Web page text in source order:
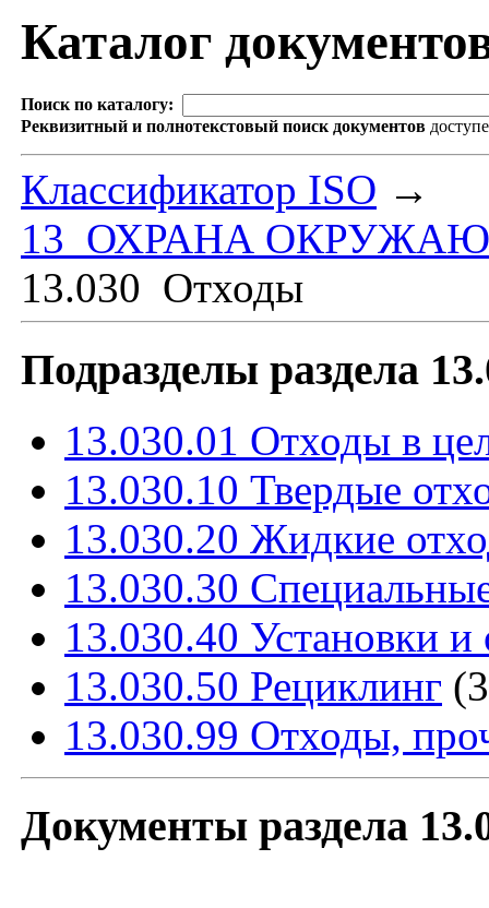
Каталог
Поиск по каталогу:
Реквизитный и полнотекстовый поиск документов
Классификатор ISO →
13 ОХРАНА
13.030 Отходы
Подразделы раздела
13.030.01 Отходы в
13.030.10 Твердые
13.030.20 Жидкие
13.030.30
13.030.40 Установки и
13.030.50 Рециклинг
13.030.99 Отходы,
Документы раздела